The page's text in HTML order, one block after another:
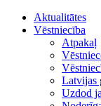
Aktualitātes
Vēstniecība
Atpakaļ
Latvijas
Uzdod